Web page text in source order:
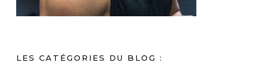
LES CATÉGORIES DU BLOG :